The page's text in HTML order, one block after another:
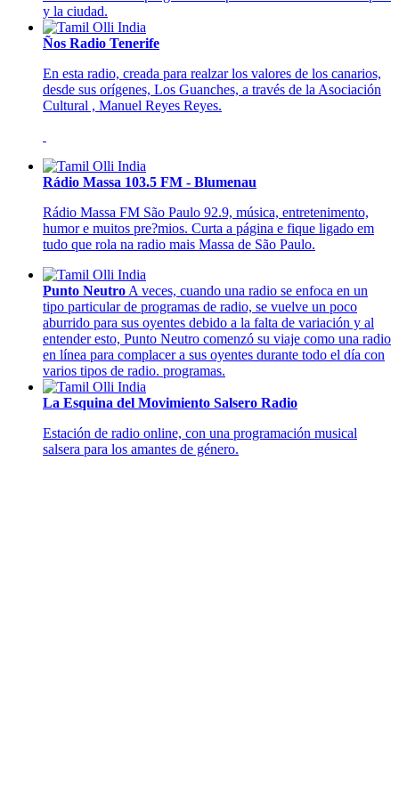
y la ciudad.
Ños Radio Tenerife
En esta radio, creada para realzar los valores de los canarios,
desde sus orígenes, Los Guanches, a través de la Asociación
Cultural , Manuel Reyes Reyes.
Rádio Massa 103.5 FM - Blumenau
Rádio Massa FM São Paulo 92.9, música, entretenimento,
humor e muitos pre?mios. Curta a página e fique ligado em
tudo que rola na radio mais Massa de São Paulo.
Punto NeutroA veces, cuando una radio se enfoca en un
tipo particular de programas de radio, se vuelve un poco
aburrido para sus oyentes debido a la falta de variación y al
entender esto, Punto Neutro comenzó su viaje como una radio
en línea para complacer a sus oyentes durante todo el día con
varios tipos de radio. programas.
La Esquina del Movimiento Salsero Radio
Estación de radio online, con una programación musical
salsera para los amantes de género.